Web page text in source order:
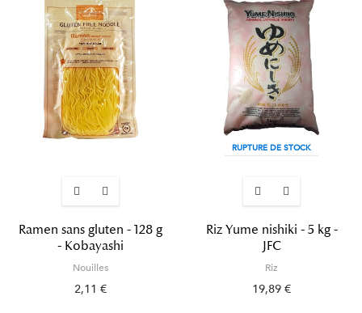
Ramen sans gluten - 128 g
- Kobayashi
Nouilles
2,11 €
RUPTURE DE STOCK
Riz Yume nishiki - 5 kg -
JFC
Riz
19,89 €